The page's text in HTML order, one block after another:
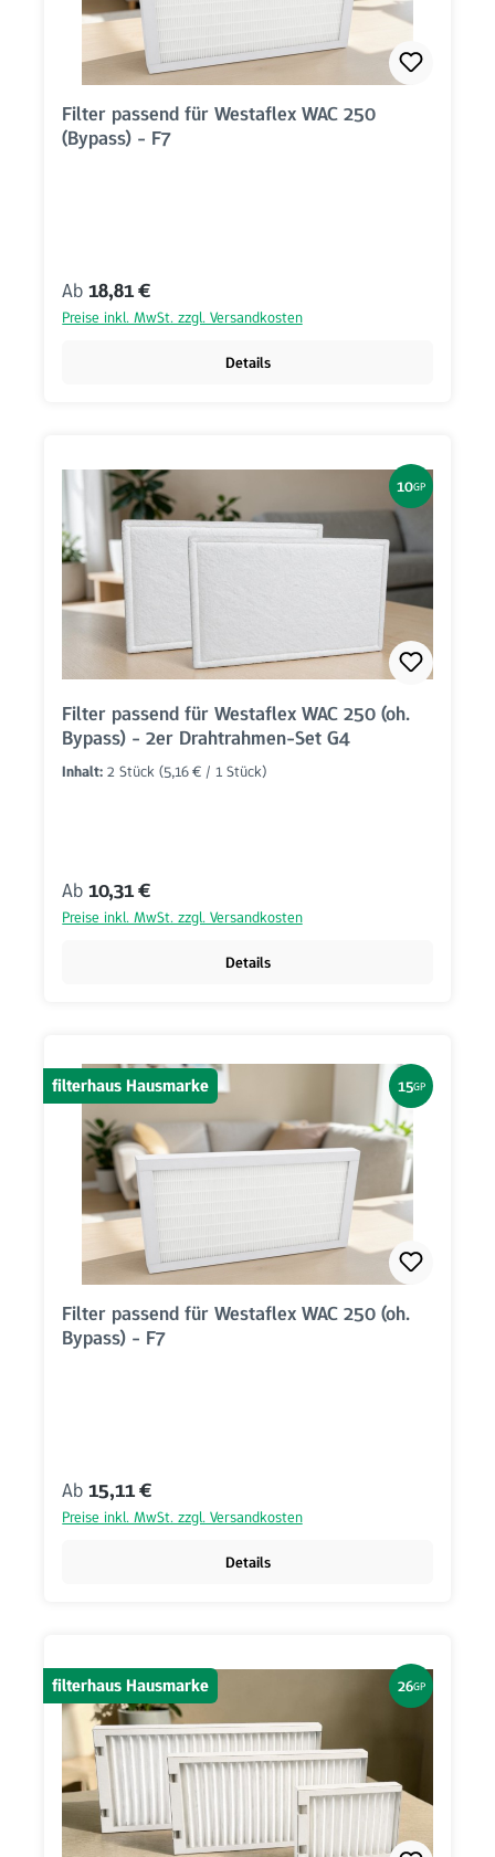
Filter passend für Westaflex WAC 250
(Bypass) - F7
Regulärer Preis:
Ab 18,81 €
Preise inkl. MwSt. zzgl. Versandkosten
Details
10GP
Filter passend für Westaflex WAC 250 (oh.
Bypass) - 2er Drahtrahmen-Set G4
Inhalt: 2 Stück (5,16 € / 1 Stück)
Regulärer Preis:
Ab 10,31 €
Preise inkl. MwSt. zzgl. Versandkosten
Details
filterhaus Hausmarke 15GP
Filter passend für Westaflex WAC 250 (oh.
Bypass) - F7
Regulärer Preis:
Ab 15,11 €
Preise inkl. MwSt. zzgl. Versandkosten
Details
filterhaus Hausmarke 26GP